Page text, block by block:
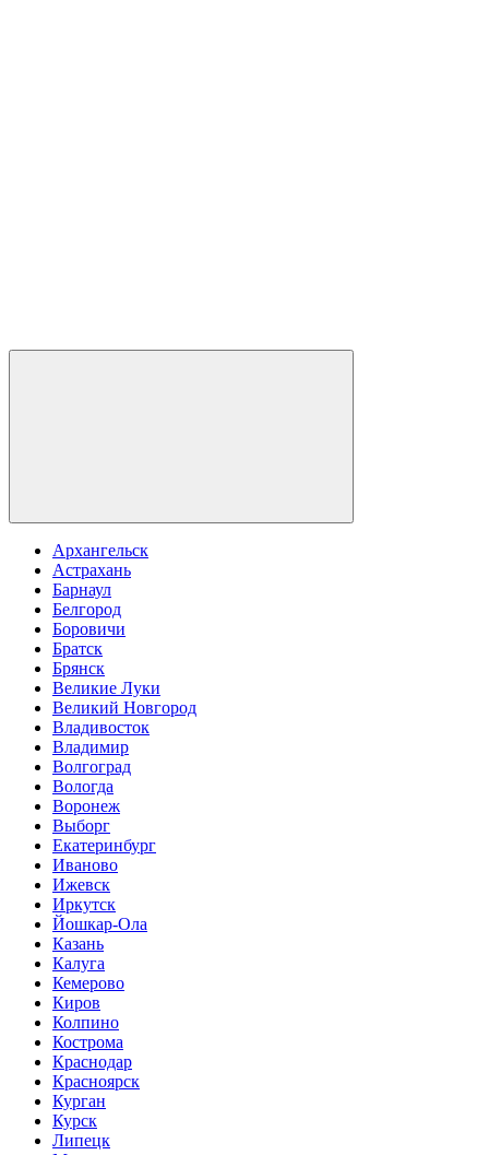
Архангельск
Астрахань
Барнаул
Белгород
Боровичи
Братск
Брянск
Великие Луки
Великий Новгород
Владивосток
Владимир
Волгоград
Вологда
Воронеж
Выборг
Екатеринбург
Иваново
Ижевск
Иркутск
Йошкар-Ола
Казань
Калуга
Кемерово
Киров
Колпино
Кострома
Краснодар
Красноярск
Курган
Курск
Липецк